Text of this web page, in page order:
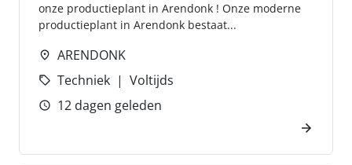
onze productieplant in Arendonk ! Onze moderne
productieplant in Arendonk bestaat...
ARENDONK
Techniek
Voltijds
12 dagen geleden